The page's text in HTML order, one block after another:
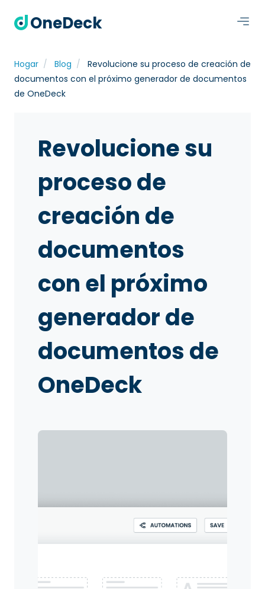
OneDeck
Hogar Blog
Revolucione su proceso de creación de
documentos con el próximo generador de documentos
de OneDeck
Revolucione su
proceso de
creación de
documentos
con el próximo
generador de
documentos de
OneDeck